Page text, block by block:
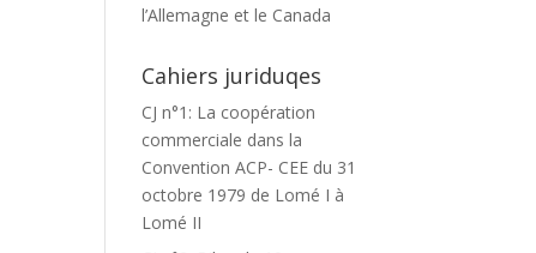
l’Allemagne et le Canada
Cahiers juriduqes
CJ n°1: La coopération
commerciale dans la
Convention ACP- CEE du 31
octobre 1979 de Lomé I à
Lomé II